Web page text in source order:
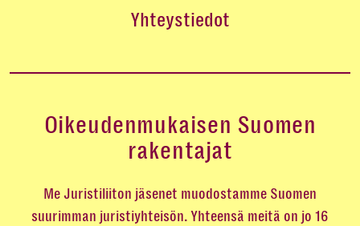
Yhteystiedot
Oikeudenmukaisen Suomen
rakentajat
Me Juristiliiton jäsenet muodostamme Suomen
suurimman juristiyhteisön. Yhteensä meitä on jo 16